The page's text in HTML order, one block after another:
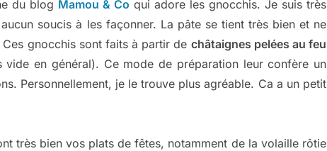
du blog Mamou & Co qui adore les gnocchis. Je suis très
soucis à les façonner. La pâte se tient très bien et ne
gnocchis sont faits à partir de châtaignes pelées au feu
vide en général). Ce mode de préparation leur confère un
Personnellement, je le trouve plus agréable. Ca a un petit
très bien vos plats de fêtes, notamment de la volaille rôtie